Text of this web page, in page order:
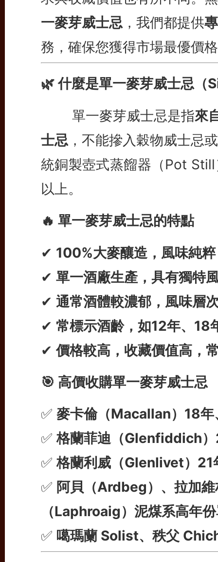
一麥芽威士忌，我們都提供
務，確保您獲得市場最優價
🌿 什麼是單一麥芽威士忌
單一麥芽威士忌是指來
士忌，不能摻入穀物威士忌
統銅製壺式蒸餾器（Pot
以上。
🔥 單一麥芽威士忌的特點
✔ 100%大麥釀造，風味純粹
✔ 單一酒廠生產，具有獨特
✔ 通常酒體較濃郁，風味層
✔ 常標示酒齡，如12年、18
✔價格較高，收藏價值高，
🎯 高價收購單一麥芽威士忌
✅ 麥卡倫（Macallan）18
✅格蘭菲迪（Glenfiddich
✅格蘭利威（Glenlivet）
✅ 阿貝（Ardbeg）、拉加
（Laphroaig）泥煤系高年
✅ 噶瑪蘭 Solist、秩父